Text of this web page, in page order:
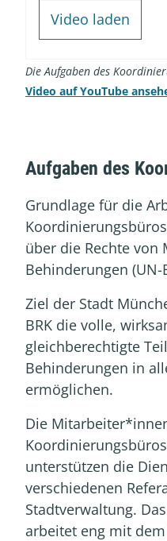
Video laden
Die Aufgaben des
Video auf YouTube
Aufgaben des
Grundlage für die
über die Rechte von
Behinderungen (UN-
Ziel der Stadt
BRK die volle,
gleichberechtigte
Behinderungen in
ermöglichen.
Die
unterstützen die
verschiedenen
Stadtverwaltung.
arbeitet eng mit